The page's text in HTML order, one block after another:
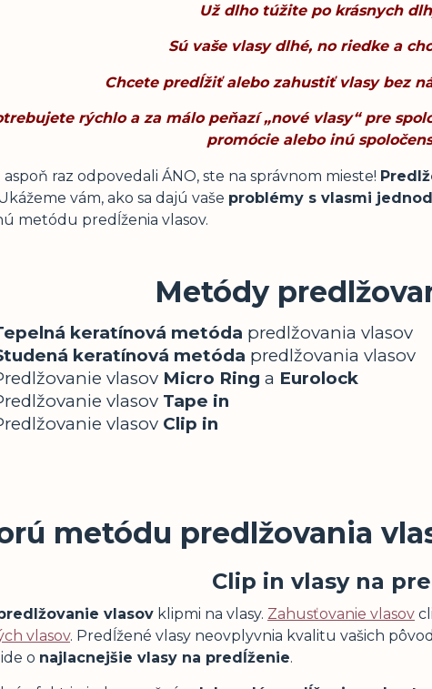
Už dlho túžite po krásnych
Sú vaše vlasy dlhé, no riedke a
Chcete predĺžiť alebo zahustiť vlasy bez
rýchlo a za málo peňazí „nové vlasy“ pre
promócie alebo inú
aspoň raz odpovedali ÁNO, ste na správnom mieste!
vám, ako sa dajú vaše problémy s vlasmi
metódu predĺženia vlasov.
Metódy
keratínová metóda predlžovania vlasov
keratínová metóda predlžovania vlasov
vlasov Micro Ring a Eurolock
vlasov Tape in
vlasov Clip in
metódu predlžovania
Clip in vlasy na
vlasov klipmi na vlasy. Zahusťovanie vlasov
vlasov. Predĺžené vlasy neovplyvnia kvalitu vašich
o najlacnejšie vlasy na predĺženie.